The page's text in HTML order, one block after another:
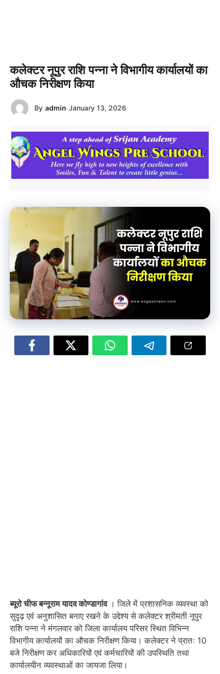
कलेक्टर नूपुर राशि पन्ना ने विभागीय कार्यालयों का
औचक निरीक्षण किया
By admin January 13, 2026
ब्यूरो चीफ बन्नूराम यादव कोण्डागांव। जिले में प्रशासनिक व्यवस्था को
सुदृढ़ एवं अनुशासित बनाए रखने के उद्देश्य से कलेक्टर श्रीमती नूपुर
राशि पन्ना ने मंगलवार को जिला कार्यालय परिसर स्थित विभिन्न
विभागीय कार्यालयों का औचक निरीक्षण किया। कलेक्टर ने प्रातः 10
बजे निरीक्षण कर अधिकारियों एवं कर्मचारियों की उपस्थिति तथा
कार्यालयीन व्यवस्थाओं का जायजा लिया।